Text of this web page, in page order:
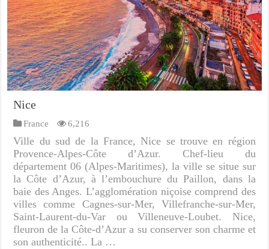
Nice
France 6,216
Ville du sud de la France, Nice se trouve en région
Provence-Alpes-Côte d’Azur. Chef-lieu du
département 06 (Alpes-Maritimes), la ville se situe sur
la Côte d’Azur, à l’embouchure du Paillon, dans la
baie des Anges. L’agglomération niçoise comprend des
villes comme Cagnes-sur-Mer, Villefranche-sur-Mer,
Saint-Laurent-du-Var ou Villeneuve-Loubet. Nice,
fleuron de la Côte-d’Azur a su conserver son charme et
son authenticité.. La …